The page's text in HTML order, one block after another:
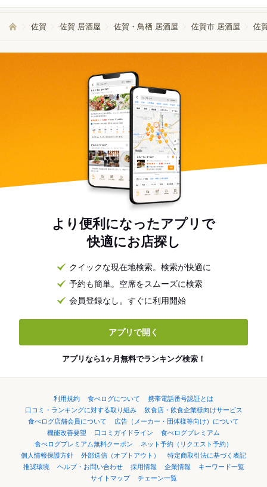
佐賀 佐賀 居酒屋 佐賀・鳥栖 居酒屋 佐賀市 居酒屋 佐
より便利になったアプリで
快適にお店探し
クイックな現在地検索。検索が快適に
予約も簡単。空席をスムーズに検索
会員登録なし。すぐに利用開始
アプリで開く
アプリなら1ヶ月無料でランキング検索！
利用規約 食べログについて
携帯電話番号認証とは
口コミ・ランキングに対する取り組み
飲食店・飲食企業様向けサービス
食べログ店舗会員について
広告（メーカー・団体様等向け）について
機能改善要望
口コミガイドライン
食べログプレミアム
食べログプレミアム無料クーポン
ネット予約（リクエスト予約）
個人情報保護方針
外部送信（オプトアウト）
特定商取引法に基づく表記
推奨環境
ヘルプ・お問い合わせ 採用情報 企業情報
キーワード一覧
サイトマップ
チェーン一覧